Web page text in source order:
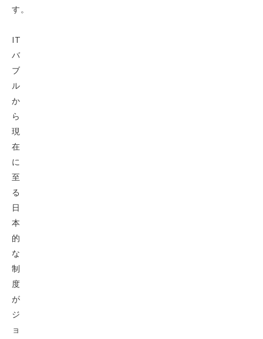
す。
IT
バ
ブ
ル
か
ら
現
在
に
至
る
日
本
的
な
制
度
が
ジ
ョ